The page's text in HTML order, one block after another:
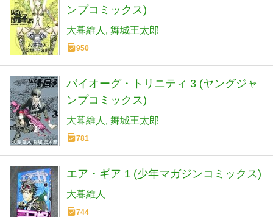
ンプコミックス)
大暮維人 舞城王太郎
950
バイオーグ・トリニティ 3 (ヤングジャ
ンプコミックス)
大暮維人 舞城王太郎
781
エア・ギア 1 (少年マガジンコミックス)
大暮維人
744